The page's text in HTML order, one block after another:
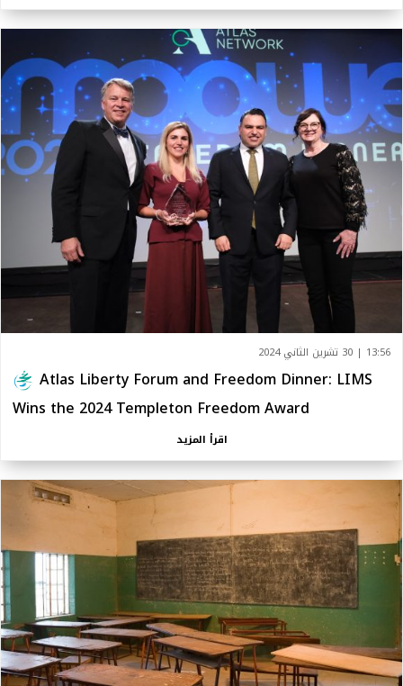
13:56 | 30 تشرين الثاني 2024
Atlas Liberty Forum and Freedom Dinner: LIMS
Wins the 2024 Templeton Freedom Award
اقرأ المزيد